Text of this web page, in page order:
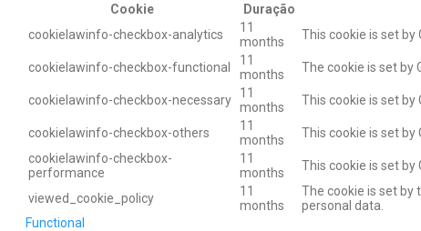
Cookie
Duração
cookielawinfo-checkbox-analytics
11
months
This cookie is set by
cookielawinfo-checkbox-functional
11
months
The cookie is set by
cookielawinfo-checkbox-necessary
11
months
This cookie is set by
cookielawinfo-checkbox-others
11
months
This cookie is set by
cookielawinfo-checkbox-
performance
11
months
This cookie is set by
viewed_cookie_policy
11
months
The cookie is set by
personal data.
Functional